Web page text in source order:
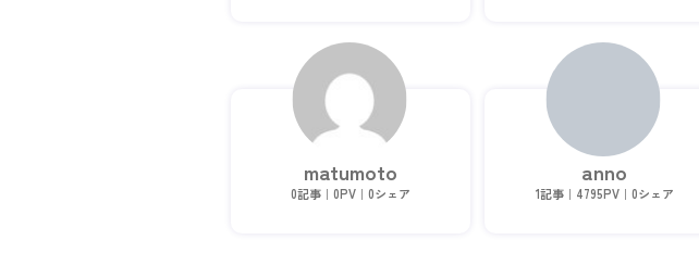
星術の、とっかかり」及び占い師エッセ
イ「占い師、その知られざる生態」を執
筆（※両書籍STORESにて販売中）。 「リ
アルで使える」占いがモットー。
し、鑑定歴は20年以上。現在は専属電話
占いとして活動中。 鑑定では結果を伝
えることだけを目的とせず、ご相談者
様の気持ちが整理され、安心して前に
進める状態へ整えていくことを大切に
しています。
matumoto
0記事｜0PV｜0シェア
anno
1記事｜4795PV｜0シェア